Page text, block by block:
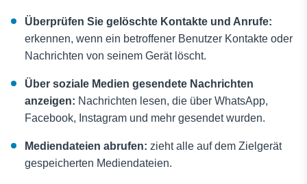
Überprüfen Sie gelöschte Kontakte und Anrufe:
erkennen, wenn ein betroffener Benutzer Kontakte oder
Nachrichten von seinem Gerät löscht.
Über soziale Medien gesendete Nachrichten
anzeigen: Nachrichten lesen, die über WhatsApp,
Facebook, Instagram und mehr gesendet wurden.
Mediendateien abrufen: zieht alle auf dem Zielgerät
gespeicherten Mediendateien.